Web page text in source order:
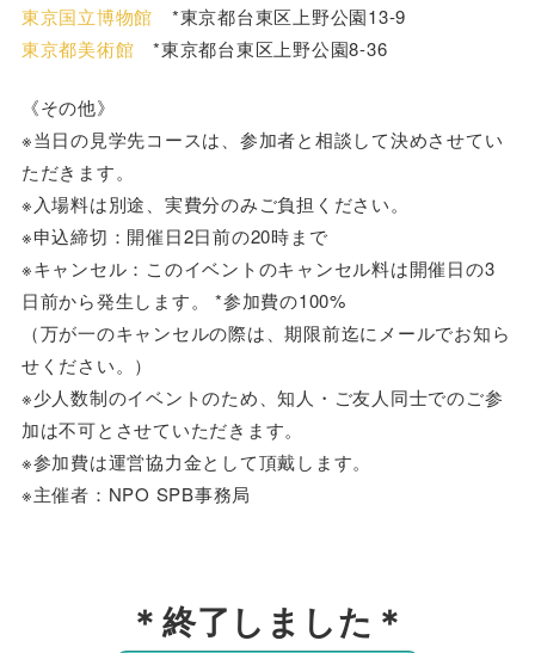
東京国立博物館 *東京都台東区上野公園13-9
東京都美術館 *東京都台東区上野公園8-36
《その他》
※当日の見学先コースは、参加者と相談して決めさせてい
ただきます。
※入場料は別途、実費分のみご負担ください。
※申込締切：開催日2日前の20時まで
※キャンセル：このイベントのキャンセル料は開催日の3
日前から発生します。 *参加費の100%
（万が一のキャンセルの際は、期限前迄にメールでお知ら
せください。）
※少人数制のイベントのため、知人・ご友人同士でのご参
加は不可とさせていただきます。
※参加費は運営協力金として頂戴します。
※主催者：NPO SPB事務局
＊終了しました＊